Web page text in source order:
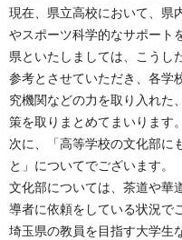
現在、県立高校において、県
やスポーツ科学的なサポート
県といたしましては、こうし
参考とさせていただき、各学
究機関などの力を取り入れた
策を取りまとめてまいります。
次に、「高等学校の文化部に
と」についてでございます。
文化部については、茶道や華
導者に依頼をしている状況で
埼玉県の教員を目指す大学生